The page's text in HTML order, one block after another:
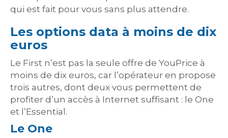
qui est fait pour vous sans plus attendre.
Les options data à moins de dix
euros
Le First n’est pas la seule offre de YouPrice à
moins de dix euros, car l’opérateur en propose
trois autres, dont deux vous permettent de
profiter d’un accès à Internet suffisant : le One
et l’Essential.
Le One